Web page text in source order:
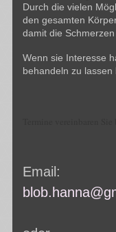
Durch die vielen
den gesamten
damit die Schmerzen
Wenn sie Interesse
behandeln zu lassen
Email: